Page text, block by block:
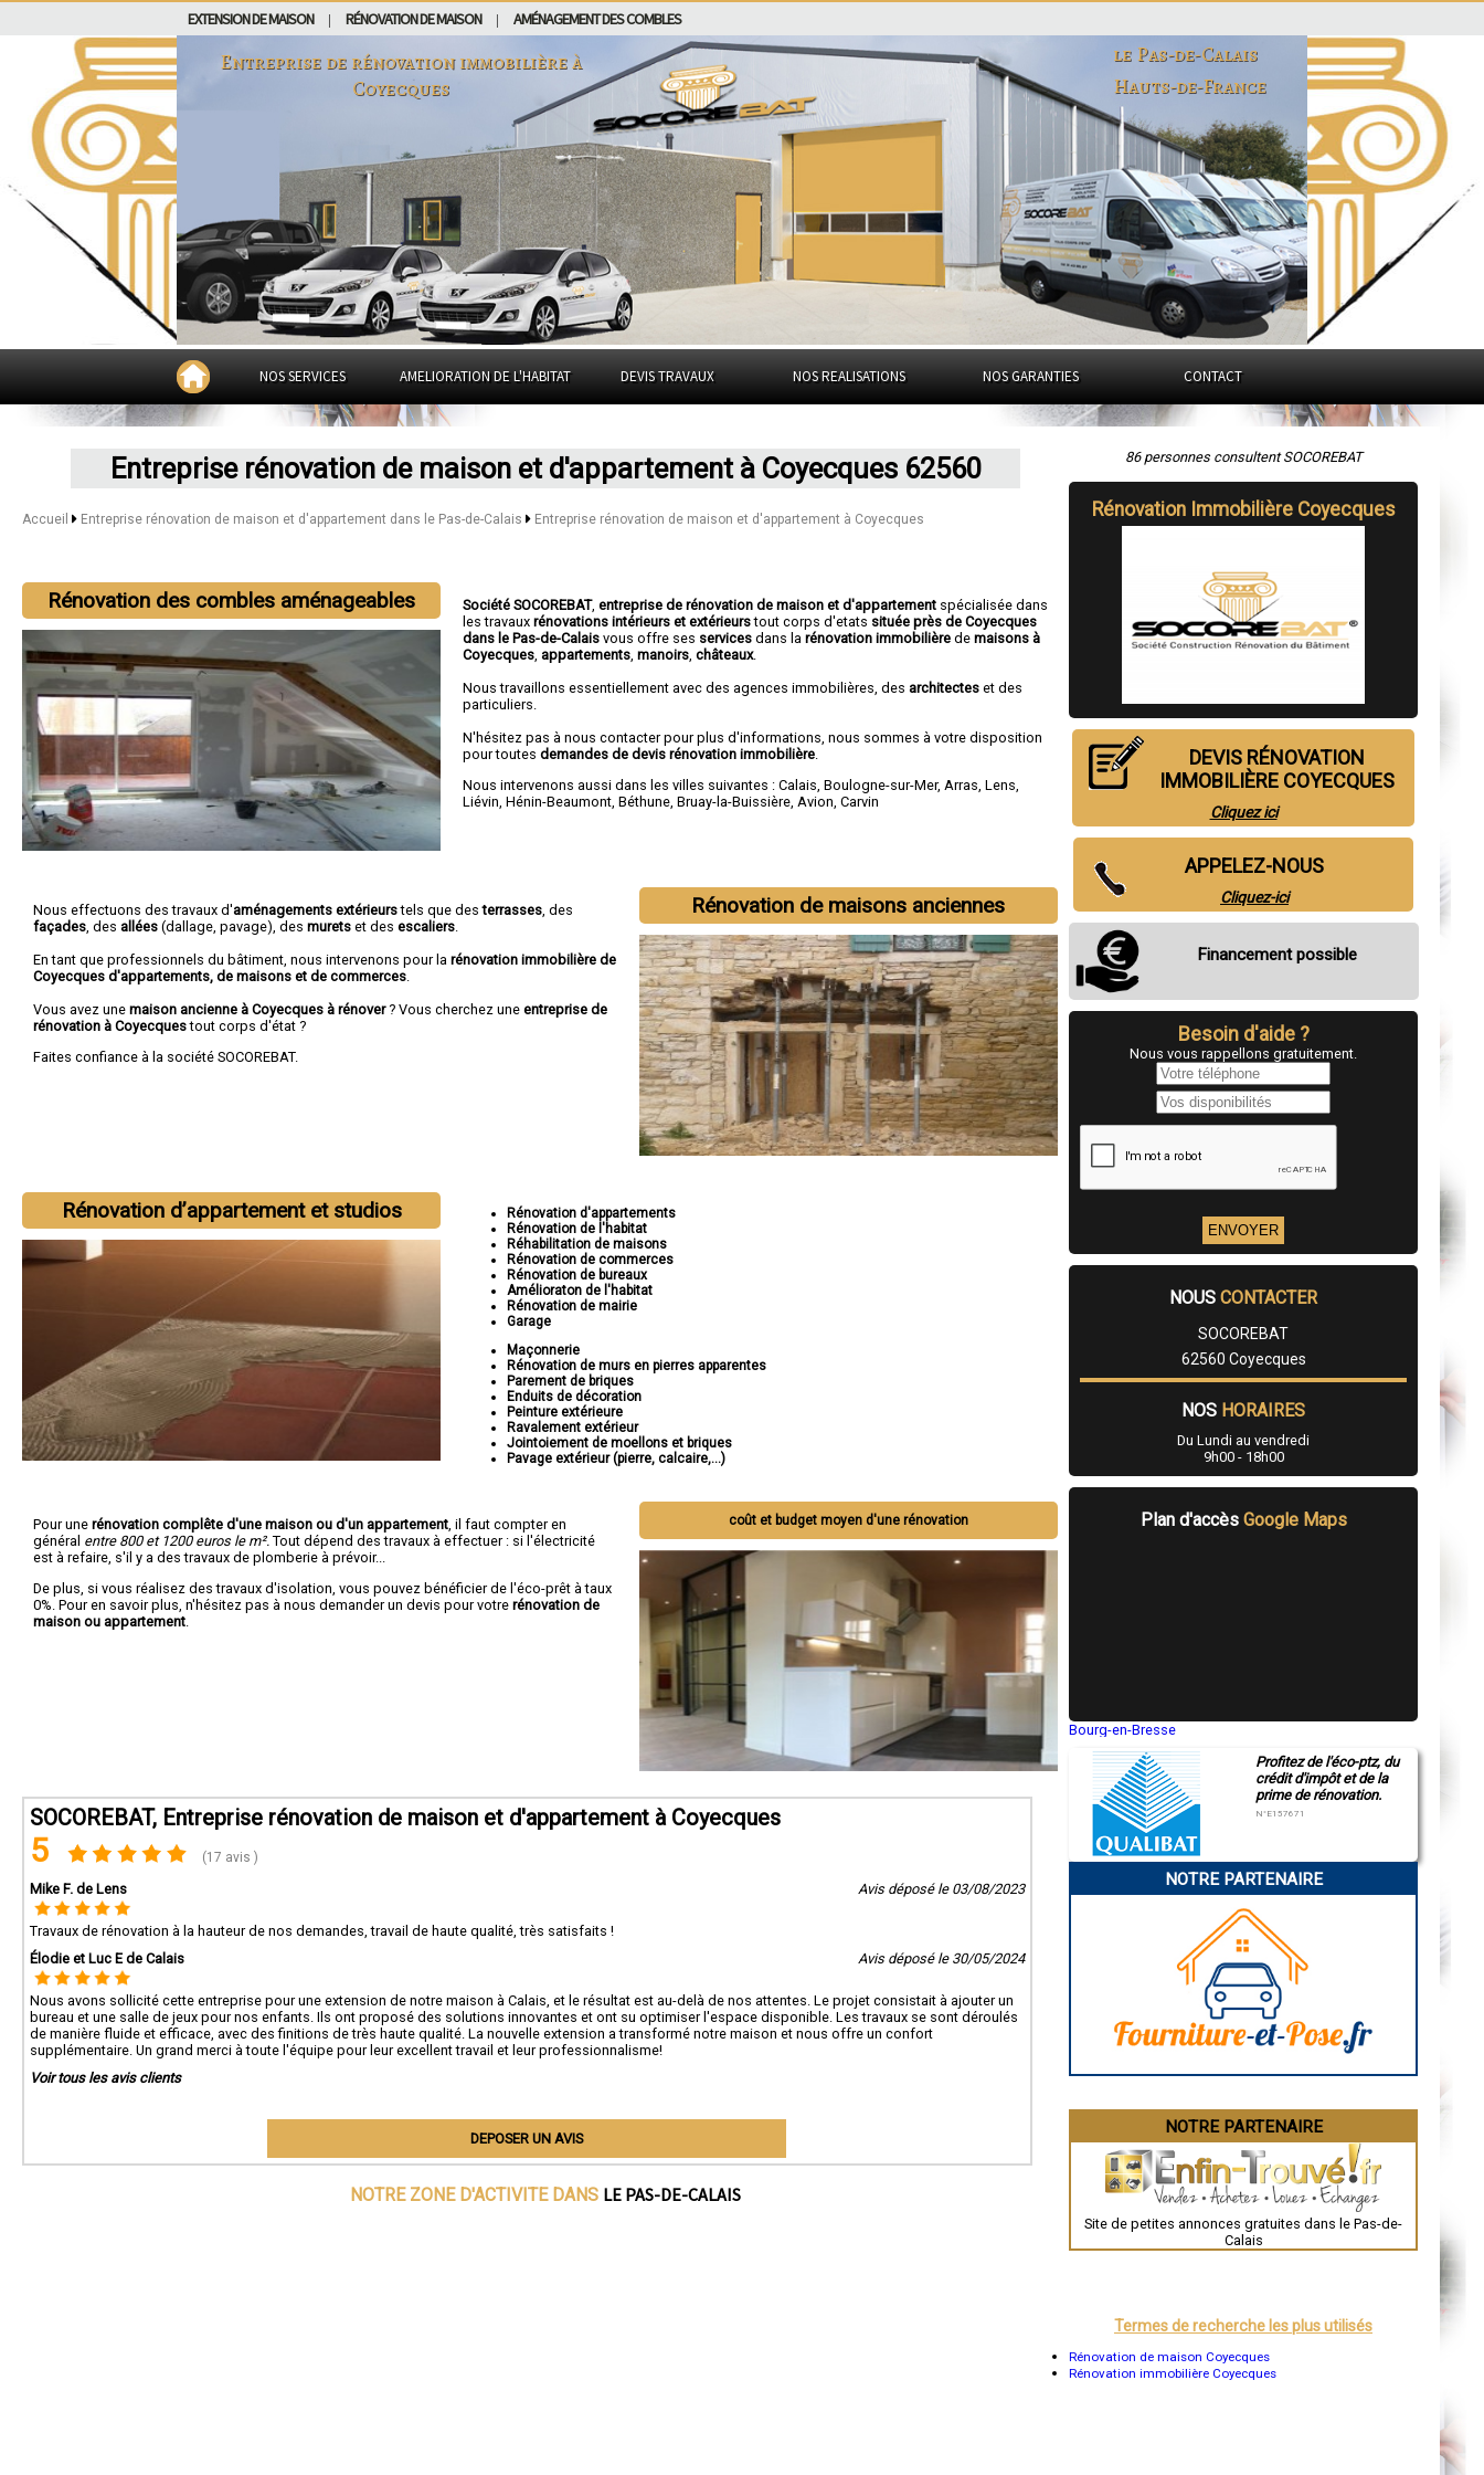
EXTENSION DE MAISON RÉNOVATION DE MAISON AMÉNAGEMENT DES COMBLES
Entreprise de rénovation immobilière à
Coyecques
le Pas-de-Calais
Hauts-de-France
NOS SERVICES AMELIORATION DE L'HABITAT DEVIS TRAVAUX NOS REALISATIONS NOS GARANTIES CONTACT
Entreprise rénovation de maison et d'appartement à Coyecques 62560
Accueil Entreprise rénovation de maison et d'appartement dans le Pas-de-Calais Entreprise rénovation de maison et d'appartement à Coyecques
Rénovation des combles aménageables Société SOCOREBAT,entreprise de rénovation de maison et d'appartement spécialisée dans
les travauxrénovations intérieurs et extérieurstout corps d'etats située près de Coyecques
dans le Pas-de-Calaisvous offre ses services dans larénovation immobilière demaisons à
Coyecques appartements ,manoirs ,châteaux.
Nous travaillons essentiellement avec des agences immobilières, des architectes et des
particuliers.
N'hésitez pas à nous contacter pour plus d'informations, nous sommes à votre disposition
pour toutesdemandes de devis rénovation immobilière
Nous intervenons aussi dans les villes suivantes :Calais ,Boulogne-sur-Mer, Arras ,Lens
Liévin ,Hénin-Beaumont ,Béthune ,Bruay-la-Buissière Avion ,Carvin
Rénovation de maisons anciennes
Nous effectuons des travaux d'aménagements extérieurstels que desterrasses , des
façades , des allées (dallage, pavage), des murets et des escaliers
En tant que professionnels du bâtiment, nous intervenons pour la rénovation immobilière de
Coyecques d'appartements, de maisons et de commerces
Vous avez une maison ancienne à Coyecques à rénover? Vous cherchez une entreprise de
rénovation à Coyecquestout corps d'état ?
Faites confiance à la société SOCOREBAT.
Rénovation d’appartement et studios
Rénovation d'appartements
Rénovation de l'habitat
Réhabilitation de maisons
Rénovation de commerces
Rénovation de bureaux
Amélioraton de l'habitat
Rénovation de mairie
Garage
Maçonnerie
Rénovation de murs en pierres apparentes
Parement de briques
Enduits de décoration
Peinture extérieure
Ravalement extérieur
Jointoiement de moellons et briques
Pavage extérieur (pierre, calcaire,...)
coût et budget moyen d'une rénovation
Pour une rénovation complête d'une maison ou d'un appartement , il faut compter en
général entre 800 et 1200 euros le m². Tout dépend des travaux à effectuer : si l'électricité
est à refaire, s'il y a des travaux de plomberie à prévoir...
De plus, si vous réalisez des travaux d'isolation, vous pouvez bénéficier de l'éco-prêt à taux
0%. Pour en savoir plus, n'hésitez pas à nous demander un devis pour votre rénovation de
maison ou appartement
SOCOREBAT, Entreprise rénovation de maison et d'appartement à Coyecques
5 (17 avis )
Mike F. de Lens Avis déposé le 03/08/2023
Travaux de rénovation à la hauteur de nos demandes, travail de haute qualité, très satisfaits !
Élodie et Luc E de Calais
Avis déposé le 30/05/2024
Nous avons sollicité cette entreprise pour une extension de notre maison à Calais, et le résultat est au-delà de nos attentes. Le projet consistait à ajouter un
bureau et une salle de jeux pour nos enfants. Ils ont proposé des solutions innovantes et ont su optimiser l'espace disponible. Les travaux se sont déroulés
de manière fluide et efficace, avec des finitions de très haute qualité. La nouvelle extension a transformé notre maison et nous offre un confort
supplémentaire. Un grand merci à toute l'équipe pour leur excellent travail et leur professionnalisme!
Voir tous les avis clients
DEPOSER UN AVIS
NOTRE ZONE D'ACTIVITE DANS LE PAS-DE-CALAIS
86 personnes consultent SOCOREBAT
Rénovation Immobilière Coyecques
DEVIS RÉNOVATION
IMMOBILIÈRE COYECQUES
Cliquez ici
APPELEZ-NOUS
Cliquez-ici
Financement possible
Besoin d'aide ?
Nous vous rappellons gratuitement.
NOUS CONTACTER
SOCOREBAT
62560 Coyecques
NOS HORAIRES
Du Lundi au vendredi
9h00 - 18h00
Plan d'accès Google Maps
Bourg-en-Bresse
Montluçon
Manosque
Gap
Charleville-Mézières
Pamiers
Narbonne
Brive-la-Gaillarde
Guéret
Besançon
Évreux
Chartres
Nîmes
Auch
Grenoble
Mont-de-Marsan
Blois
Profitez de l'éco-ptz, du
crédit d'impôt et de la
prime de rénovation.
N°E157671
NOTRE PARTENAIRE
NOTRE PARTENAIRE
Site de petites annonces gratuites dans le Pas-de-
Calais
Termes de recherche les plus utilisés
Rénovation de maison Coyecques
Rénovation immobilière Coyecques